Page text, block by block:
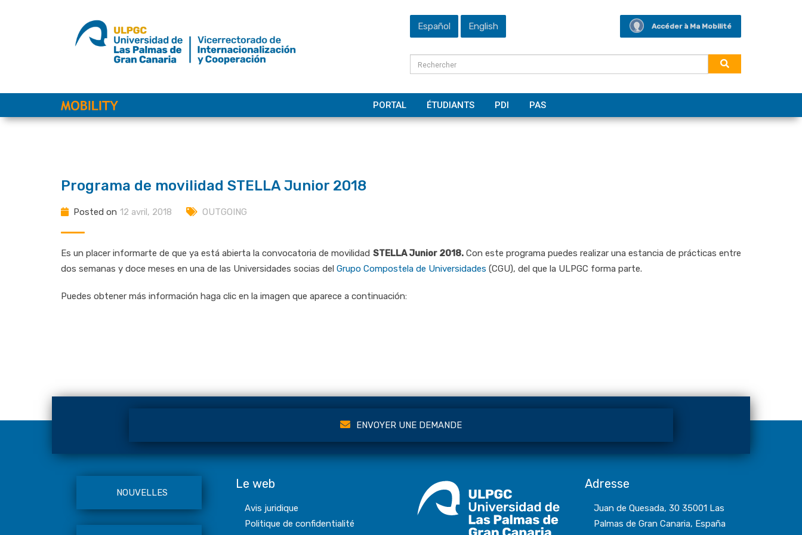
Español English Accéder à Ma Mobilité
PORTAL ÉTUDIANTS PDI PAS
Programa de movilidad STELLA Junior 2018
Posted on 12 avril, 2018 OUTGOING
Es un placer informarte de que ya está abierta la convocatoria de movilidad STELLA Junior 2018.Con este programa puedes realizar una estancia de prácticas entre
dos semanas y doce meses en una de las Universidades socias del Grupo Compostela de Universidades (CGU), del que la ULPGC forma parte.
Puedes obtener más información haga clic en la imagen que aparece a continuación:
ENVOYER UNE DEMANDE
NOUVELLES
Le web
Avis juridique
Politique de confidentialité
Adresse
Juan de Quesada, 30 35001 Las
Palmas de Gran Canaria, España